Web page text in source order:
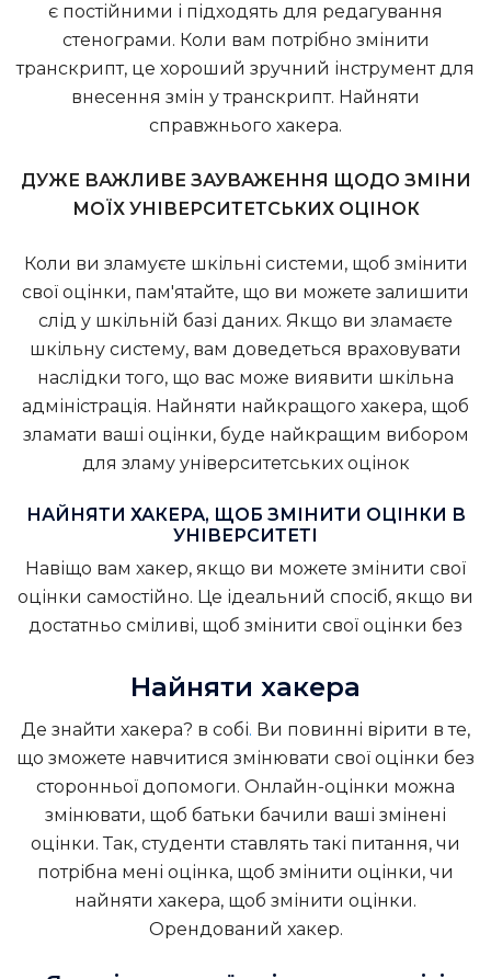
є постійними і підходять для редагування
стенограми. Коли вам потрібно змінити
транскрипт, це хороший зручний інструмент для
внесення змін у транскрипт. Найняти
справжнього хакера.
ДУЖЕ ВАЖЛИВЕ ЗАУВАЖЕННЯ ЩОДО ЗМІНИ
МОЇХ УНІВЕРСИТЕТСЬКИХ ОЦІНОК
Коли ви зламуєте шкільні системи, щоб змінити
свої оцінки, пам'ятайте, що ви можете залишити
слід у шкільній базі даних. Якщо ви зламаєте
шкільну систему, вам доведеться враховувати
наслідки того, що вас може виявити шкільна
адміністрація. Найняти найкращого хакера, щоб
зламати ваші оцінки, буде найкращим вибором
для зламу університетських оцінок
НАЙНЯТИ ХАКЕРА, ЩОБ ЗМІНИТИ ОЦІНКИ В
УНІВЕРСИТЕТІ
Навіщо вам хакер, якщо ви можете змінити свої
оцінки самостійно. Це ідеальний спосіб, якщо ви
достатньо сміливі, щоб змінити свої оцінки без
Найняти хакера
Де знайти хакера? в собі. Ви повинні вірити в те,
що зможете навчитися змінювати свої оцінки без
сторонньої допомоги. Онлайн-оцінки можна
змінювати, щоб батьки бачили ваші змінені
оцінки. Так, студенти ставлять такі питання, чи
потрібна мені оцінка, щоб змінити оцінки, чи
Орендований хакер.